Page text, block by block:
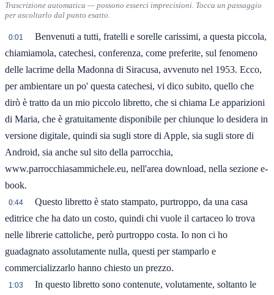
Trascrizione automatica — possono esserci imprecisioni. Tocca un passaggio
per ascoltarlo dal punto esatto.
0:01
Benvenuti a tutti, fratelli e sorelle carissimi, a questa piccola,
chiamiamola, catechesi, conferenza, come preferite, sul fenomeno
delle lacrime della Madonna di Siracusa, avvenuto nel 1953. Ecco,
per ambientare un po' questa catechesi, vi dico subito, quello che
dirò è tratto da un mio piccolo libretto, che si chiama Le apparizioni
di Maria, che è gratuitamente disponibile per chiunque lo desidera in
versione digitale, quindi sia sugli store di Apple, sia sugli store di
Android, sia anche sul sito della parrocchia,
www.parrocchiasammichele.eu, nell'area download, nella sezione e-
book.
0:44
Questo libretto è stato stampato, purtroppo, da una casa
editrice che ha dato un costo, quindi chi vuole il cartaceo lo trova
nelle librerie cattoliche, però purtroppo costa. Io non ci ho
guadagnato assolutamente nulla, questi per stamparlo e
commercializzarlo hanno chiesto un prezzo.
1:03
In questo libretto sono contenute, volutamente, soltanto le